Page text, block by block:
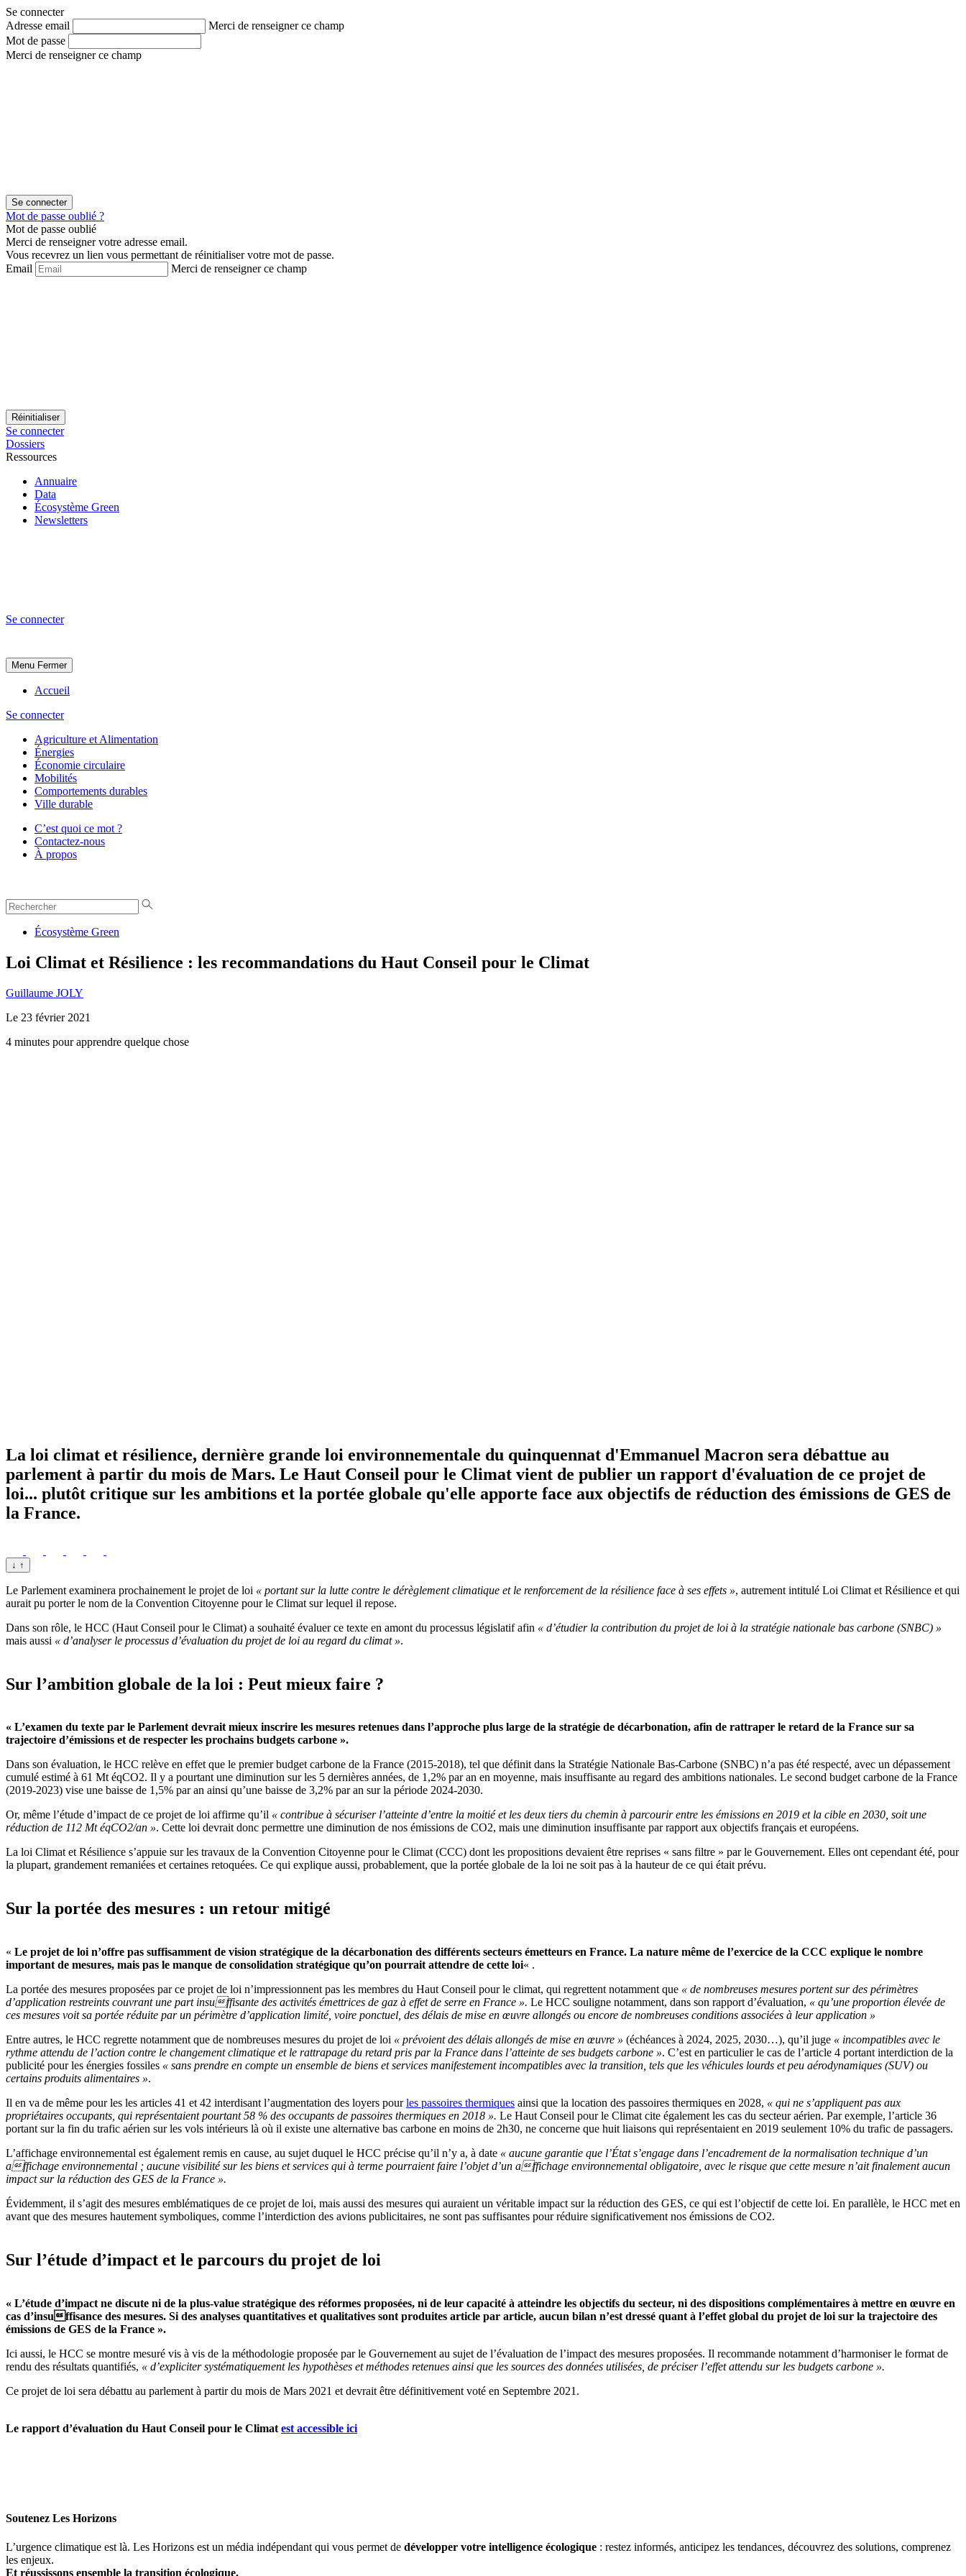
Aller
au
contenu
Aller
au
menu
Se connecter
Adresse email
Merci de renseigner ce champ
Mot de passe
Merci de renseigner ce champ
Mot de passe oublié ?
Mot de passe oublié
Merci de renseigner votre adresse email.
Vous recevrez un lien vous permettant de réinitialiser votre mot de passe.
Email
Merci de renseigner ce champ
Se connecter
Dossiers
Ressources
Annuaire
Data
Écosystème Green
Newsletters
Se connecter
Menu Fermer
Accueil
Se connecter
Agriculture et Alimentation
Énergies
Économie circulaire
Mobilités
Comportements durables
Ville durable
C’est quoi ce mot ?
Contactez-nous
À propos
Écosystème Green
Loi Climat et Résilience : les recommandations du Haut Conseil pour le Climat
Guillaume JOLY
Le 23 février 2021
4 minutes pour apprendre quelque chose
La loi climat et résilience, dernière grande loi environnementale du quinquennat d'Emmanuel Macron sera débattue au
parlement à partir du mois de Mars. Le Haut Conseil pour le Climat vient de publier un rapport d'évaluation de ce projet de
loi... plutôt critique sur les ambitions et la portée globale qu'elle apporte face aux objectifs de réduction des émissions de GES de
la France.
↓ ↑
Le Parlement examinera prochainement le projet de loi « portant sur la lutte contre le dérèglement climatique et le renforcement de la résilience face à ses effets », autrement intitulé Loi Climat et Résilience et qui
aurait pu porter le nom de la Convention Citoyenne pour le Climat sur lequel il repose.
Dans son rôle, le HCC (Haut Conseil pour le Climat) a souhaité évaluer ce texte en amont du processus législatif afin « d’étudier la contribution du projet de loi à la stratégie nationale bas carbone (SNBC) »
mais aussi « d’analyser le processus d’évaluation du projet de loi au regard du climat ».
Sur l’ambition globale de la loi : Peut mieux faire ?
« L’examen du texte par le Parlement devrait mieux inscrire les mesures retenues dans l’approche plus large de la stratégie de décarbonation, afin de rattraper le retard de la France sur sa
trajectoire d’émissions et de respecter les prochains budgets carbone ».
Dans son évaluation, le HCC relève en effet que le premier budget carbone de la France (2015-2018), tel que définit dans la Stratégie Nationale Bas-Carbone (SNBC) n’a pas été respecté, avec un dépassement
cumulé estimé à 61 Mt éqCO2. Il y a pourtant une diminution sur les 5 dernières années, de 1,2% par an en moyenne, mais insuffisante au regard des ambitions nationales. Le second budget carbone de la France
(2019-2023) vise une baisse de 1,5% par an ainsi qu’une baisse de 3,2% par an sur la période 2024-2030.
Or, même l’étude d’impact de ce projet de loi affirme qu’il « contribue à sécuriser l’atteinte d’entre la moitié et les deux tiers du chemin à parcourir entre les émissions en 2019 et la cible en 2030, soit une
réduction de 112 Mt éqCO2/an ». Cette loi devrait donc permettre une diminution de nos émissions de CO2, mais une diminution insuffisante par rapport aux objectifs français et européens.
La loi Climat et Résilience s’appuie sur les travaux de la Convention Citoyenne pour le Climat (CCC) dont les propositions devaient être reprises « sans filtre » par le Gouvernement. Elles ont cependant été, pour
la plupart, grandement remaniées et certaines retoquées. Ce qui explique aussi, probablement, que la portée globale de la loi ne soit pas à la hauteur de ce qui était prévu.
Sur la portée des mesures : un retour mitigé
« Le projet de loi n’offre pas suffisamment de vision stratégique de la décarbonation des différents secteurs émetteurs en France. La nature même de l’exercice de la CCC explique le nombre
important de mesures, mais pas le manque de consolidation stratégique qu’on pourrait attendre de cette loi« .
La portée des mesures proposées par ce projet de loi n’impressionnent pas les membres du Haut Conseil pour le climat, qui regrettent notamment que « de nombreuses mesures portent sur des périmètres
d’application restreints couvrant une part insuffisante des activités émettrices de gaz à effet de serre en France ». Le HCC souligne notamment, dans son rapport d’évaluation, « qu’une proportion élevée de
ces mesures voit sa portée réduite par un périmètre d’application limité, voire ponctuel, des délais de mise en œuvre allongés ou encore de nombreuses conditions associées à leur application »
Entre autres, le HCC regrette notamment que de nombreuses mesures du projet de loi « prévoient des délais allongés de mise en œuvre » (échéances à 2024, 2025, 2030…), qu’il juge « incompatibles avec le
rythme attendu de l’action contre le changement climatique et le rattrapage du retard pris par la France dans l’atteinte de ses budgets carbone ». C’est en particulier le cas de l’article 4 portant interdiction de la
publicité pour les énergies fossiles « sans prendre en compte un ensemble de biens et services manifestement incompatibles avec la transition, tels que les véhicules lourds et peu aérodynamiques (SUV) ou
certains produits alimentaires ».
Il en va de même pour les les articles 41 et 42 interdisant l’augmentation des loyers pourles passoires thermiques ainsi que la location des passoires thermiques en 2028, « qui ne s’appliquent pas aux
propriétaires occupants, qui représentaient pourtant 58 % des occupants de passoires thermiques en 2018 ». Le Haut Conseil pour le Climat cite également les cas du secteur aérien. Par exemple, l’article 36
portant sur la fin du trafic aérien sur les vols intérieurs là où il existe une alternative bas carbone en moins de 2h30, ne concerne que huit liaisons qui représentaient en 2019 seulement 10% du trafic de passagers.
L’affichage environnemental est également remis en cause, au sujet duquel le HCC précise qu’il n’y a, à date « aucune garantie que l’État s’engage dans l’encadrement de la normalisation technique d’un
affichage environnemental ; aucune visibilité sur les biens et services qui à terme pourraient faire l’objet d’un affichage environnemental obligatoire, avec le risque que cette mesure n’ait finalement aucun
impact sur la réduction des GES de la France ».
Évidemment, il s’agit des mesures emblématiques de ce projet de loi, mais aussi des mesures qui auraient un véritable impact sur la réduction des GES, ce qui est l’objectif de cette loi. En parallèle, le HCC met en
avant que des mesures hautement symboliques, comme l’interdiction des avions publicitaires, ne sont pas suffisantes pour réduire significativement nos émissions de CO2.
Sur l’étude d’impact et le parcours du projet de loi
« L’étude d’impact ne discute ni de la plus-value stratégique des réformes proposées, ni de leur capacité à atteindre les objectifs du secteur, ni des dispositions complémentaires à mettre en œuvre en
cas d’insuffisance des mesures. Si des analyses quantitatives et qualitatives sont produites article par article, aucun bilan n’est dressé quant à l’effet global du projet de loi sur la trajectoire des
émissions de GES de la France ».
Ici aussi, le HCC se montre mesuré vis à vis de la méthodologie proposée par le Gouvernement au sujet de l’évaluation de l’impact des mesures proposées. Il recommande notamment d’harmoniser le format de
rendu des résultats quantifiés, « d’expliciter systématiquement les hypothèses et méthodes retenues ainsi que les sources des données utilisées, de préciser l’effet attendu sur les budgets carbone ».
Ce projet de loi sera débattu au parlement à partir du mois de Mars 2021 et devrait être définitivement voté en Septembre 2021.
Le rapport d’évaluation du Haut Conseil pour le Climat est accessible ici
Soutenez Les Horizons
L’urgence climatique est là. Les Horizons est un média indépendant qui vous permet de développer votre intelligence écologique : restez informés, anticipez les tendances, découvrez des solutions, comprenez
les enjeux.
Et réussissons ensemble la transition écologique.